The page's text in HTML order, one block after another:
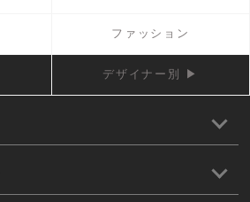
ファッション
デザイナー別 ▶